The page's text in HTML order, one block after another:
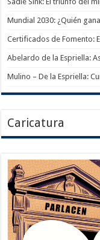
Mundial 2030: ¿Quién
Certificados de Fomento:
Abelardo de la Espriella:
Mulino – De la Espriella:
Caricatura